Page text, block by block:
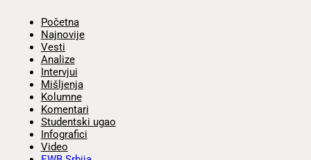
Početna
Najnovije
Vesti
Analize
Intervjui
Mišljenja
Kolumne
Komentari
Studentski ugao
Infografici
Video